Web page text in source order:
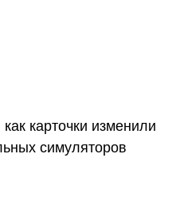
карточки изменили
симуляторов